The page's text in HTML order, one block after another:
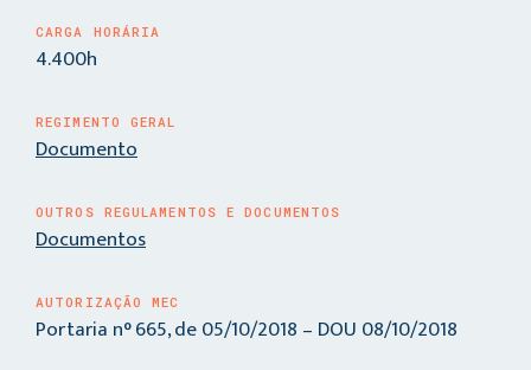
CARGA HORÁRIA
4.400h
REGIMENTO GERAL
Documento
OUTROS REGULAMENTOS E DOCUMENTOS
Documentos
AUTORIZAÇÃO MEC
Portaria n° 665, de 05/10/2018 – DOU 08/10/2018